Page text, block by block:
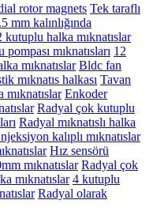
rotor magnets Tek taraflı
mm kalınlığında
kutuplu halka mıknatıslar
pompası mıknatısları 12
mıknatıslar Bldc fan
mıknatıs halkası Tavan
mıknatıslar Enkoder
Radyal çok kutuplu
Radyal mıknatıslı halka
kalıplı mıknatıslar
Hız sensörü
mıknatıslar Radyal çok
mıknatıslar 4 kutuplu
Radyal olarak